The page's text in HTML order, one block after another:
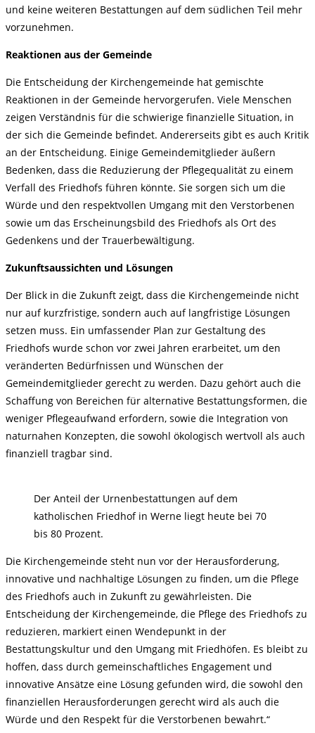
und keine weiteren Bestattungen auf dem südlichen Teil mehr
vorzunehmen.
Reaktionen aus der Gemeinde
Die Entscheidung der Kirchengemeinde hat gemischte
Reaktionen in der Gemeinde hervorgerufen. Viele Menschen
zeigen Verständnis für die schwierige finanzielle Situation, in
der sich die Gemeinde befindet. Andererseits gibt es auch Kritik
an der Entscheidung. Einige Gemeindemitglieder äußern
Bedenken, dass die Reduzierung der Pflegequalität zu einem
Verfall des Friedhofs führen könnte. Sie sorgen sich um die
Würde und den respektvollen Umgang mit den Verstorbenen
sowie um das Erscheinungsbild des Friedhofs als Ort des
Gedenkens und der Trauerbewältigung.
Zukunftsaussichten und Lösungen
Der Blick in die Zukunft zeigt, dass die Kirchengemeinde nicht
nur auf kurzfristige, sondern auch auf langfristige Lösungen
setzen muss. Ein umfassender Plan zur Gestaltung des
Friedhofs wurde schon vor zwei Jahren erarbeitet, um den
veränderten Bedürfnissen und Wünschen der
Gemeindemitglieder gerecht zu werden. Dazu gehört auch die
Schaffung von Bereichen für alternative Bestattungsformen, die
weniger Pflegeaufwand erfordern, sowie die Integration von
naturnahen Konzepten, die sowohl ökologisch wertvoll als auch
finanziell tragbar sind.
Der Anteil der Urnenbestattungen auf dem
katholischen Friedhof in Werne liegt heute bei 70
bis 80 Prozent.
Die Kirchengemeinde steht nun vor der Herausforderung,
innovative und nachhaltige Lösungen zu finden, um die Pflege
des Friedhofs auch in Zukunft zu gewährleisten. Die
Entscheidung der Kirchengemeinde, die Pflege des Friedhofs zu
reduzieren, markiert einen Wendepunkt in der
Bestattungskultur und den Umgang mit Friedhöfen. Es bleibt zu
hoffen, dass durch gemeinschaftliches Engagement und
innovative Ansätze eine Lösung gefunden wird, die sowohl den
finanziellen Herausforderungen gerecht wird als auch die
Würde und den Respekt für die Verstorbenen bewahrt.“